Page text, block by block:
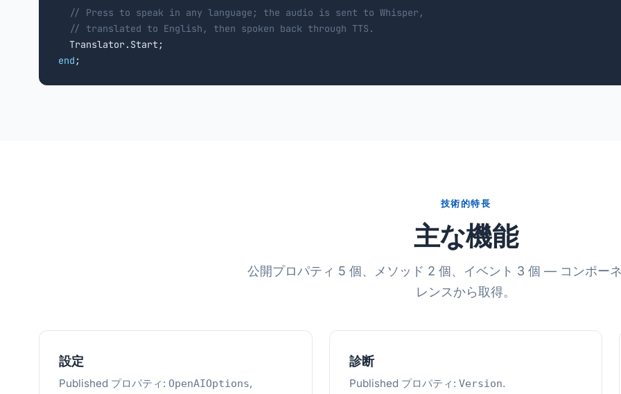
// Press to speak in any language; the audio is sent to Whisper,
// translated to English, then spoken back through TTS.
end ;
技術的特長
主な機能
公開プロパティ 5 個、メソッド 2 個、イベント 3 個 — コンポー
レンスから取得。
設定
Published プロパティ: OpenAIOptions,
診断
Published プロパティ: Version.